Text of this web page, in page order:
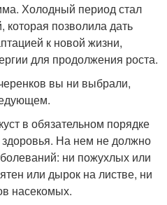
Холодный период стал
которая позволила дать
к новой жизни,
для продолжения роста.
вы ни выбрали,
в обязательном порядке
здоровья. На нем не должно
ни пожухлых или
или дырок на листве, ни
насекомых.